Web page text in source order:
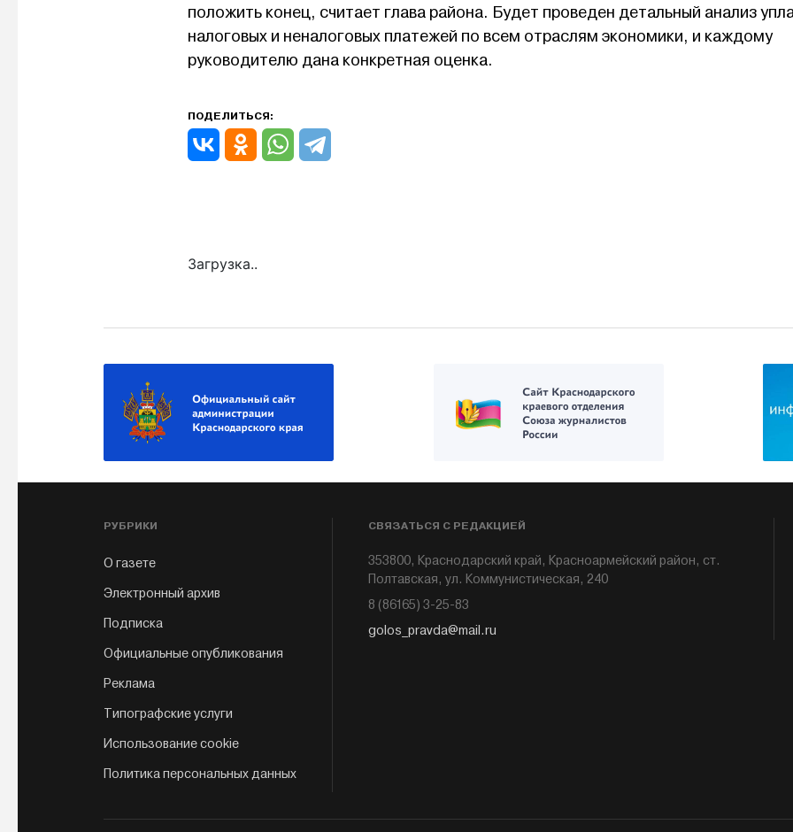
положить конец, считает глава района. Будет проведен детальный анализ
налоговых и неналоговых платежей по всем отраслям экономики, и каждому
руководителю дана конкретная оценка.
ПОДЕЛИТЬСЯ:
Загрузка..
РУБРИКИ
О газете
Электронный архив
Подписка
Официальные опубликования
Реклама
Типографские услуги
Использование cookie
Политика персональных данных
СВЯЗАТЬСЯ С РЕДАКЦИЕЙ
353800, Краснодарский край, Красноармейский район, ст.
Полтавская, ул. Коммунистическая, 240
8 (86165) 3-25-83
golos_pravda@mail.ru